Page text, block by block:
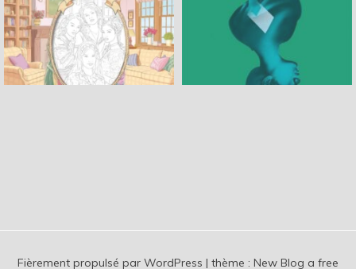
Fièrement propulsé par WordPress | thème : New Blog a free